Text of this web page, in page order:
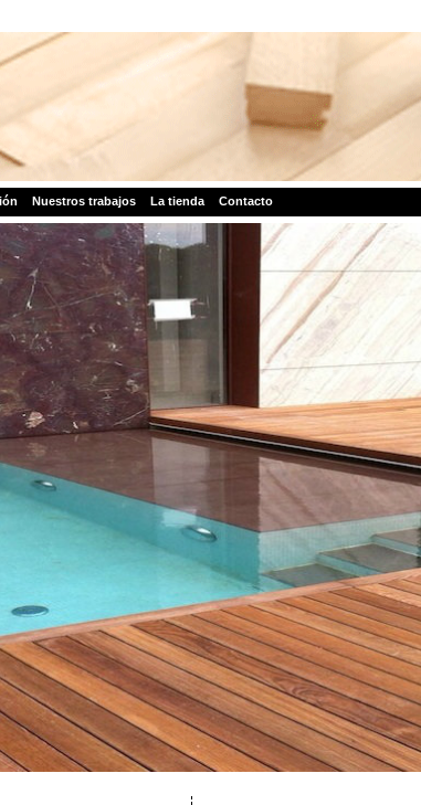
Nuestros trabajos La tienda Contacto